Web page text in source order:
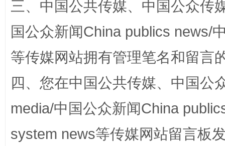
三、中国公共传媒、中国公众传
国公众新闻China publics news/
等传媒网站拥有管理笔名和留言
四、您在中国公共传媒、中国公
media/中国公众新闻China
system news等传媒网站留言板